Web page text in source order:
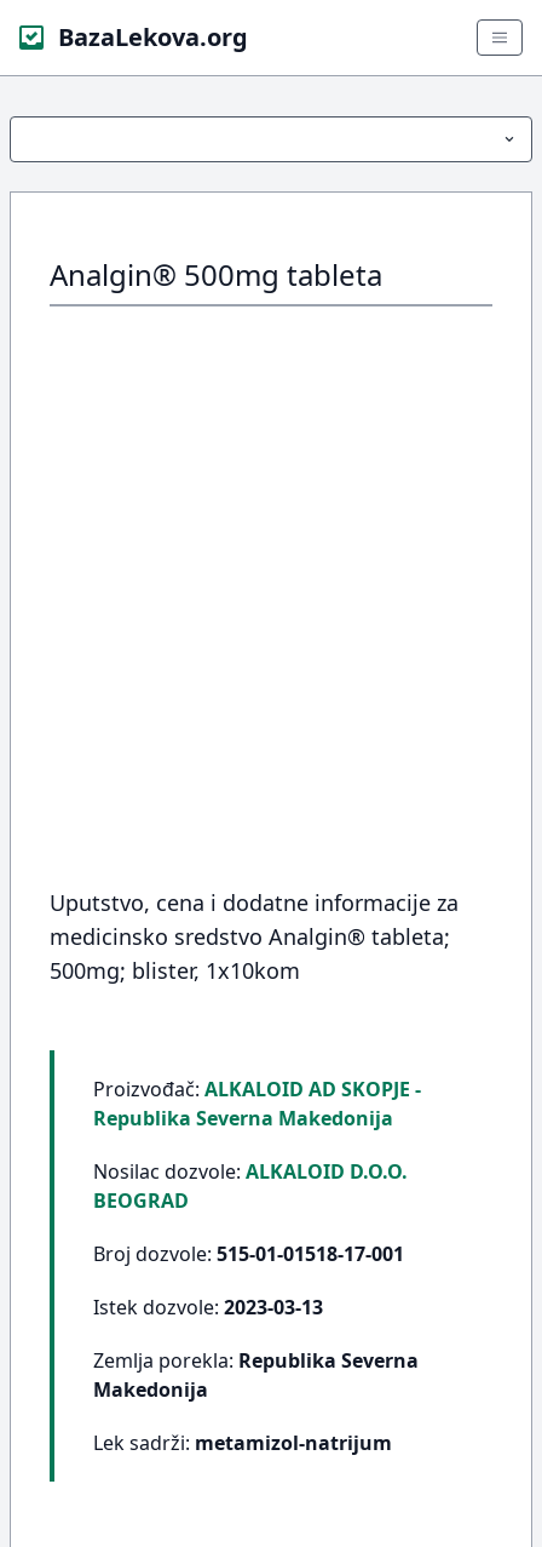
BazaLekova.org
Analgin® 500mg tableta
Uputstvo, cena i dodatne informacije za
medicinsko sredstvo Analgin® tableta;
500mg; blister, 1x10kom
Proizvođač: ALKALOID AD SKOPJE -
Republika Severna Makedonija
Nosilac dozvole: ALKALOID D.O.O.
BEOGRAD
Broj dozvole: 515-01-01518-17-001
Istek dozvole: 2023-03-13
Zemlja porekla: Republika Severna
Makedonija
Lek sadrži: metamizol-natrijum